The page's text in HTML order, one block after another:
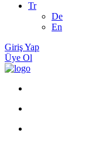
Tr
De
En
Giriş Yap
Üye Ol